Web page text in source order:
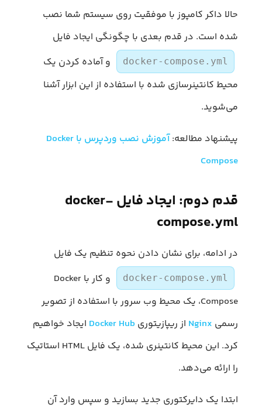
حالا داکر کامپوز با موفقیت روی سیستم شما نصب
شده است. در قدم بعدی با چگونگی ایجاد فایل
docker-compose.yml
و آماده کردن یک
محیط کانتینرسازی شده با استفاده از این ابزار آشنا
می‌شوید.
پیشنهاد مطالعه:
آموزش نصب وردپرس با Docker
Compose
قدم دوم: ایجاد فایل docker-
compose.yml
در ادامه، برای نشان دادن نحوه تنظیم یک فایل
docker-compose.yml
و کار با Docker
Compose، یک محیط وب سرور با استفاده از تصویر
رسمی Nginx از ریپازیتوری Docker Hub ایجاد خواهیم
کرد. این محیط کانتینری شده، یک فایل HTML استاتیک
را ارائه می‌دهد.
ابتدا یک دایرکتوری جدید بسازید و سپس وارد آن